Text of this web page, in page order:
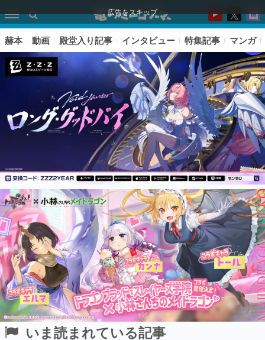
広告をスキップ
ピックアップ
電ファミのいま読まれている記事ランキング
アプリセール情報
インタビュー
連載・特集一覧
殿堂入り記事
赫本 動画 殿堂入り記事 インタビュー 特集記事 マンガ
いま読まれている記事